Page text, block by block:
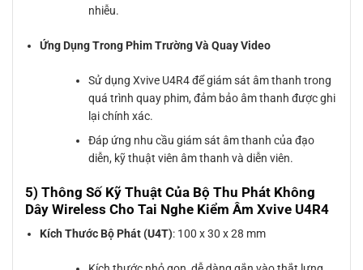
nhiễu.
Ứng Dụng Trong Phim Trường Và Quay Video
Sử dụng Xvive U4R4 để giám sát âm thanh trong
quá trình quay phim, đảm bảo âm thanh được ghi
lại chính xác.
Đáp ứng nhu cầu giám sát âm thanh của đạo
diễn, kỹ thuật viên âm thanh và diễn viên.
5) Thông Số Kỹ Thuật Của Bộ Thu Phát Không
Dây Wireless Cho Tai Nghe Kiểm Âm Xvive U4R4
Kích Thước Bộ Phát (U4T): 100 x 30 x 28 mm